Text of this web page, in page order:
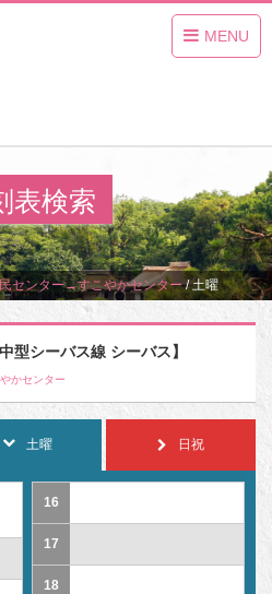
MENU
表検索
センター→すこやかセンター/土曜
型シーバス線 シーバス】
かセンター
土曜 日祝
16
17
18